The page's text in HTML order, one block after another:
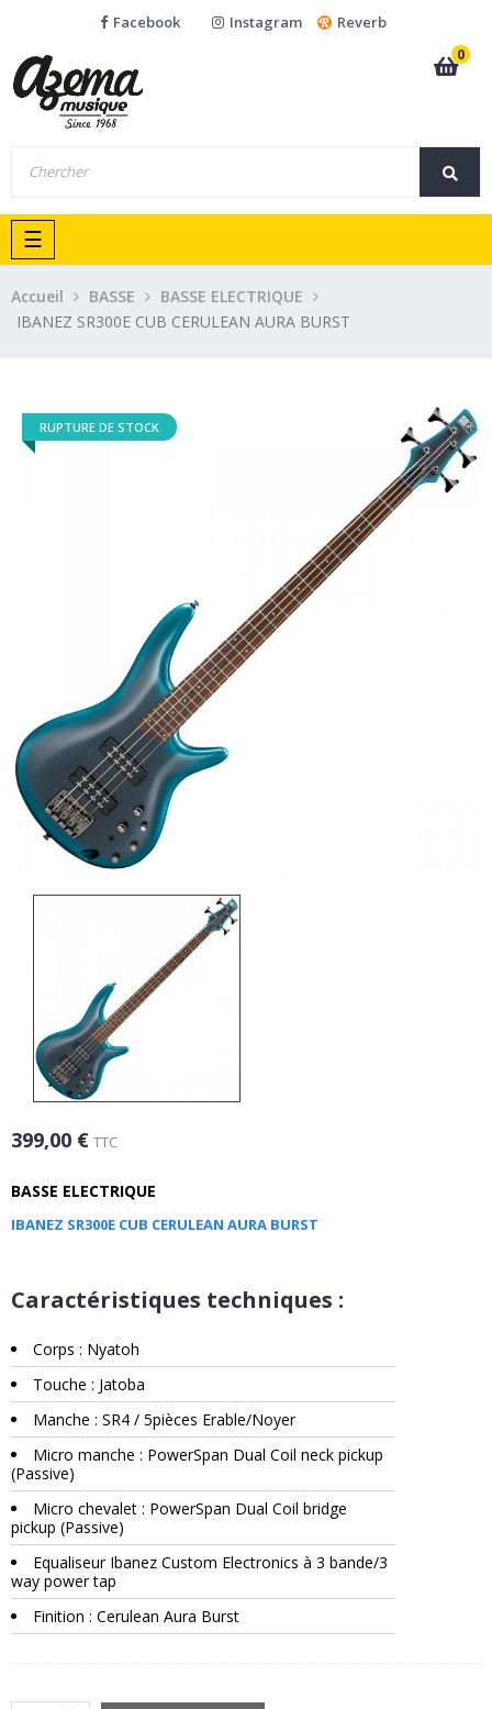
Facebook Instagram
Reverb
0
Basculer
la
navigation
☰
Accueil BASSE
BASSE ELECTRIQUE
IBANEZ SR300E CUB CERULEAN AURA BURST
RUPTURE DE STOCK
399,00 € TTC
BASSE ELECTRIQUE
IBANEZ SR300E CUB CERULEAN AURA BURST
Caractéristiques techniques :
Corps : Nyatoh
Touche : Jatoba
Manche : SR4 / 5pièces Erable/Noyer
Micro manche : PowerSpan Dual Coil neck pickup
(Passive)
Micro chevalet : PowerSpan Dual Coil bridge
pickup (Passive)
Equaliseur Ibanez Custom Electronics à 3 bande/3
way power tap
Finition : Cerulean Aura Burst